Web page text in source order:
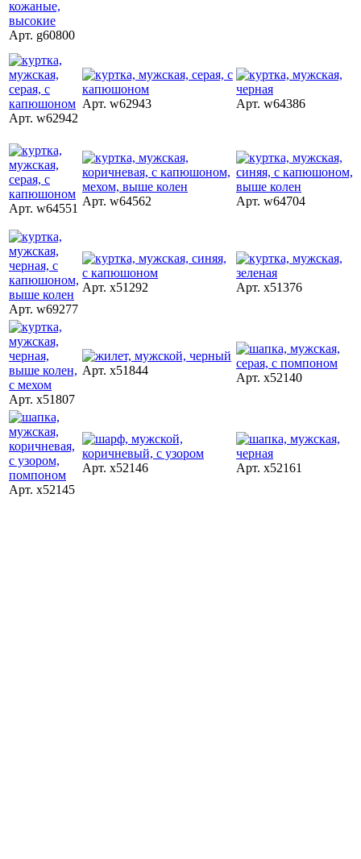
Арт. g60800
Арт. w62942
Арт. w62943 Арт. w64386
Арт. w64551
Арт. w64562 Арт. w64704
Арт. w69277
Арт. x51292 Арт. x51376
Арт. x51807
Арт. x51844
Арт. x52140
Арт. x52145
Арт. x52146 Арт. x52161